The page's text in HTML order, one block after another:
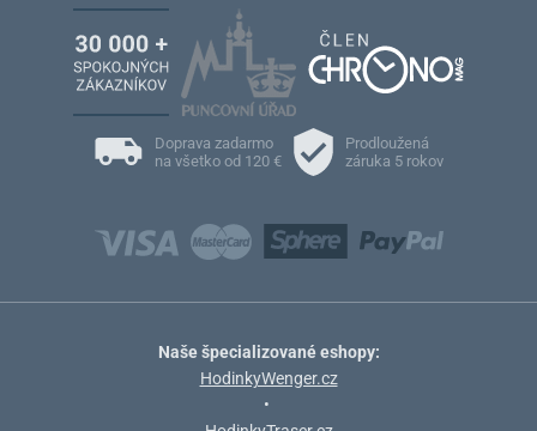
Doprava zadarmo
na všetko od 120 €
Prodloužená
záruka 5 rokov
Naše špecializované eshopy:
HodinkyWenger.cz
•